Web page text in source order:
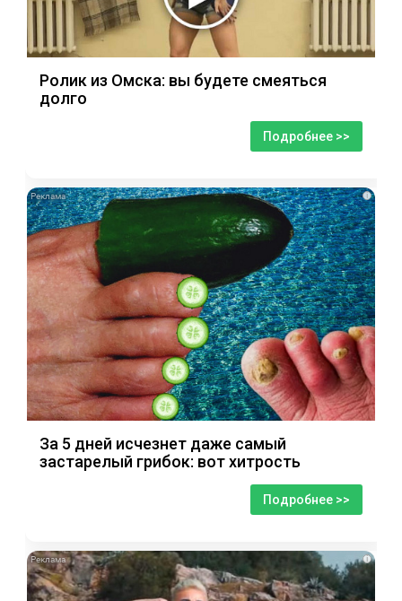
Ролик из Омска: вы будете смеяться
долго
Подробнее >>
i
За 5 дней исчезнет даже самый
застарелый грибок: вот хитрость
Подробнее >>
i